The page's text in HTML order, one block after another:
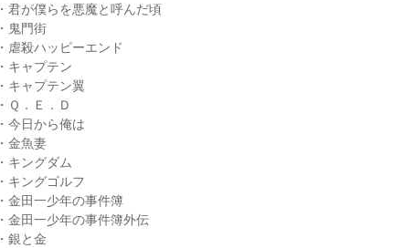
・君が僕らを悪魔と呼んだ頃
・鬼門街
・虐殺ハッピーエンド
・キャプテン
・キャプテン翼
・Ｑ．Ｅ．Ｄ
・今日から俺は
・金魚妻
・キングダム
・キングゴルフ
・金田一少年の事件簿
・金田一少年の事件簿外伝
・銀と金